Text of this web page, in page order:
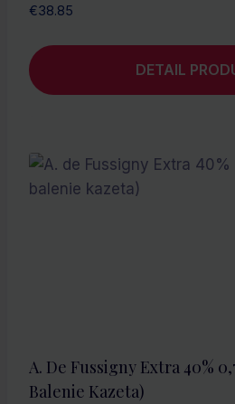
€38.85
DETAIL
A. De Fussigny Extra 40%
Balenie Kazeta)